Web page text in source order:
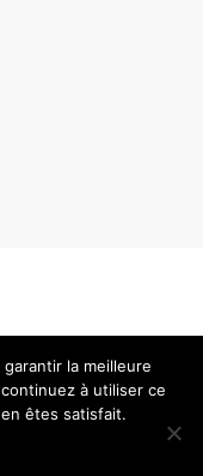
légales et Politique
la meilleure
à utiliser ce
êtes satisfait.